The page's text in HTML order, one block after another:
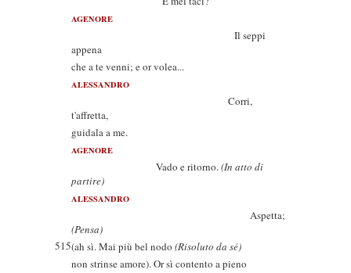
AGENORE
Il seppi
appena
che a te venni; e or volea...
ALESSANDRO
Corri,
t'affretta,
guidala a me.
AGENORE
Vado e ritorno.(In atto di
partire)
ALESSANDRO
Aspetta;
(Pensa)
515(ah sì. Mai più bel nodo (Risoluto da sé)
non strinse amore). Or sì contento a pieno